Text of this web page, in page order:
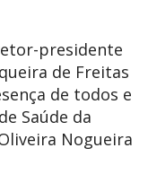
presidente
de Freitas
de todos e
Saúde da
Nogueira